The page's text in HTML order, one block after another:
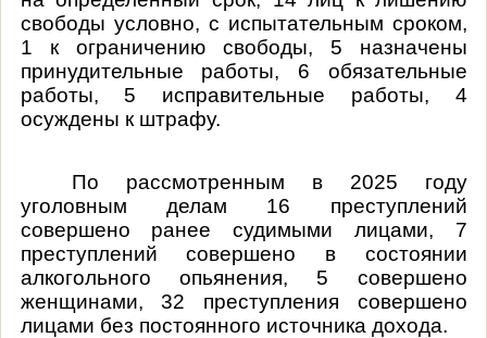
свободы условно, с испытательным сроком,
1 к ограничению свободы, 5 назначены
принудительные работы, 6 обязательные
работы, 5 исправительные работы, 4
осуждены к штрафу.
По рассмотренным в 2025 году
уголовным делам 16 преступлений
совершено ранее судимыми лицами, 7
преступлений совершено в состоянии
алкогольного опьянения, 5 совершено
женщинами, 32 преступления совершено
лицами без постоянного источника дохода.